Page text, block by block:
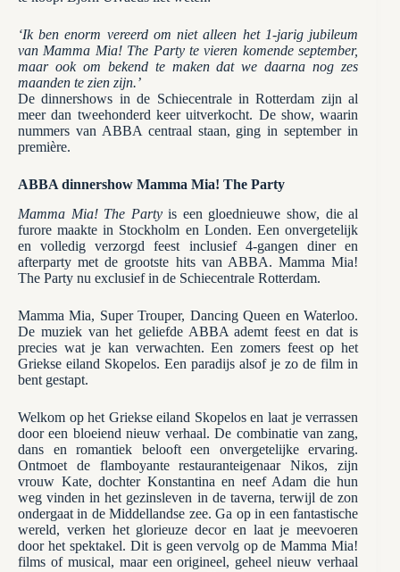
‘Ik ben enorm vereerd om niet alleen het 1-jarig jubileum
van Mamma Mia! The Party te vieren komende september,
maar ook om bekend te maken dat we daarna nog zes
maanden te zien zijn.’
De dinnershows in de Schiecentrale in Rotterdam zijn al
meer dan tweehonderd keer uitverkocht. De show, waarin
nummers van ABBA centraal staan, ging in september in
première.
ABBA dinnershow Mamma Mia! The Party
Mamma Mia! The Partyis een gloednieuwe show, die al
furore maakte in Stockholm en Londen. Een onvergetelijk
en volledig verzorgd feest inclusief 4-gangen diner en
afterparty met de grootste hits van ABBA. Mamma Mia!
The Party nu exclusief in de Schiecentrale Rotterdam.
Mamma Mia, Super Trouper, Dancing Queen en Waterloo.
De muziek van het geliefde ABBA ademt feest en dat is
precies wat je kan verwachten. Een zomers feest op het
Griekse eiland Skopelos. Een paradijs alsof je zo de film in
bent gestapt.
Welkom op het Griekse eiland Skopelos en laat je verrassen
door een bloeiend nieuw verhaal. De combinatie van zang,
dans en romantiek belooft een onvergetelijke ervaring.
Ontmoet de flamboyante restauranteigenaar Nikos, zijn
vrouw Kate, dochter Konstantina en neef Adam die hun
weg vinden in het gezinsleven in de taverna, terwijl de zon
ondergaat in de Middellandse zee. Ga op in een fantastische
wereld, verken het glorieuze decor en laat je meevoeren
door het spektakel. Dit is geen vervolg op de Mamma Mia!
films of musical, maar een origineel, geheel nieuw verhaal